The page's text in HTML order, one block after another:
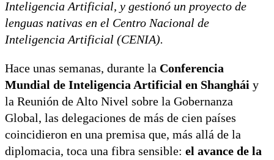
Inteligencia Artificial, y gestionó un proyecto de
lenguas nativas en el Centro Nacional de
Inteligencia Artificial (CENIA).
Hace unas semanas, durante la Conferencia
Mundial de Inteligencia Artificial en Shanghái y
la Reunión de Alto Nivel sobre la Gobernanza
Global, las delegaciones de más de cien países
coincidieron en una premisa que, más allá de la
diplomacia, toca una fibra sensible: el avance de la